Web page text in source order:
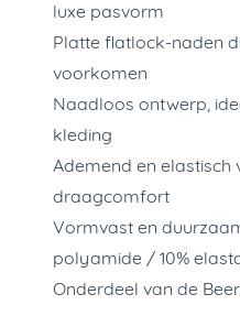
luxe pasvorm
Platte flatlock-naden
voorkomen
Naadloos ontwerp,
kleding
Ademend en elastisch
draagcomfort
Vormvast en
polyamide / 10%
Onderdeel van de